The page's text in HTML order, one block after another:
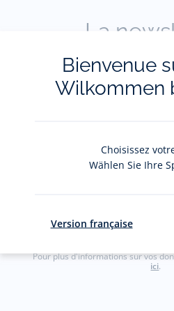
La
Restez informés des
privées, offres, exclusives,
et
jacquesadit@gmail.com)
Pour plus d'informations sur vos
ici.
Bienvenue
Wilkommen
Choisissez
Wählen Sie Ihre
Version française